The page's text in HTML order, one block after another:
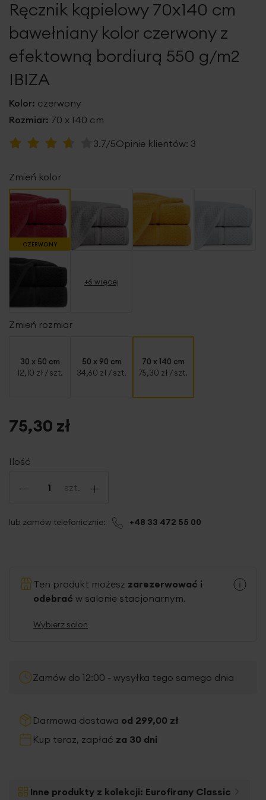
galeriiRęcznik kąpielowy 70x140 cm
bawełniany kolor czerwony z
efektowną bordiurą 550 g/m2
IBIZA
Kolor: czerwony
Rozmiar: 70 x 140 cm
Ocena:
3.7/5Opinie klientów: 3
Zmień kolor
CZERWONY
+6 więcej
Zmień rozmiar
30 x 50 cm
12,10 zł / szt.
50 x 90 cm
34,60 zł / szt.
70 x 140 cm
75,30 zł / szt.
Ilość
- szt. +
75,30 zł
lub zamów telefonicznie: +48 33 472 55 00
Ten produkt możesz zarezerwować i
odebrać w salonie stacjonarnym.
Wybierz salon
Zamów do 12:00 - wysyłka tego samego dnia
Darmowa dostawa od 299,00 zł
Kup teraz, zapłać za 30 dni
Inne produkty z kolekcji: Eurofirany Classic